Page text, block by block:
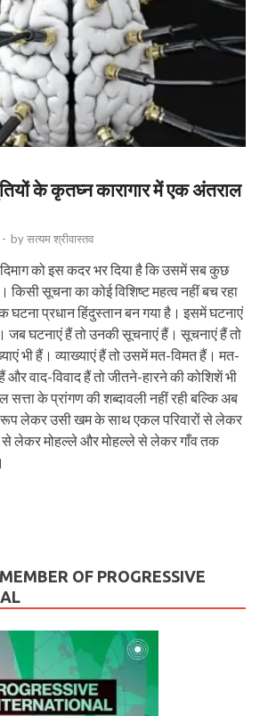
के कृतघ्न कारागार में एक अंतराल
- byसत्यम श्रीवास्तव
को इस कदर भर दिया है कि उसमें सब कुछ
किसी सूचना का कोई विशिष्ट महत्व नहीं बच रहा
घटना प्रधान हिंदुस्तान बन गया है। इसमें घटनाएं
घटनाएं हैं तो उनकी सूचनाएं हैं। सूचनाएं हैं तो
भी हैं। व्याख्याएं हैं तो उसमें मत-विमत हैं। मत-
और वाद-विवाद हैं तो जीतने-हारने की कोशिशें भी
सत्ता के प्रांगण की शब्दावली नहीं रही बल्कि अब
लेकर उसी खम के साथ एकल परिवारों से लेकर
से लेकर मोहल्ले और मोहल्ले से लेकर गाँव तक
OF PROGRESSIVE